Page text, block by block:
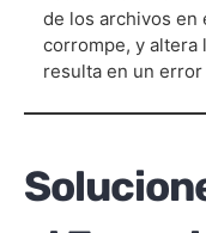
de los archivos en
corrompe, y altera
resulta en un